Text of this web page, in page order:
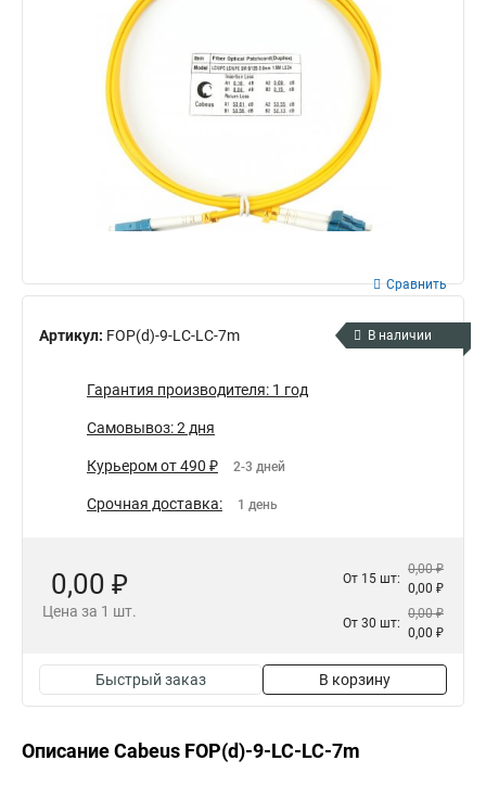
Артикул: FOP(d)-9-LC-LC-7m
Сравнить
В наличии
Гарантия производителя: 1 год
Самовывоз: 2 дня
Курьером от 490 ₽ 2-3 дней
Срочная доставка: 1 день
0,00 ₽
Цена за 1 шт.
От 15 шт:
0,00 ₽
0,00 ₽
От 30 шт:
0,00 ₽
0,00 ₽
Быстрый заказ В корзину
Описание Cabeus FOP(d)-9-LC-LC-7m